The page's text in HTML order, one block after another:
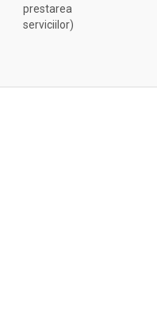
prestarea
serviciilor)